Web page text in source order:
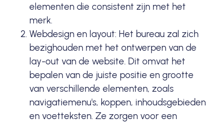
elementen die consistent zijn met het
merk.
Webdesign en layout: Het bureau zal zich
bezighouden met het ontwerpen van de
lay-out van de website. Dit omvat het
bepalen van de juiste positie en grootte
van verschillende elementen, zoals
navigatiemenu's, koppen, inhoudsgebieden
en voetteksten. Ze zorgen voor een